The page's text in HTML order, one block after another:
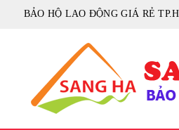
BẢO HỘ LAO ĐỘNG GIÁ RẺ